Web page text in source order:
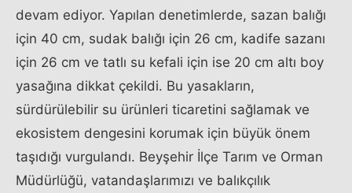
devam ediyor. Yapılan denetimlerde, sazan balığı
için 40 cm, sudak balığı için 26 cm, kadife sazanı
için 26 cm ve tatlı su kefali için ise 20 cm altı boy
yasağına dikkat çekildi. Bu yasakların,
sürdürülebilir su ürünleri ticaretini sağlamak ve
ekosistem dengesini korumak için büyük önem
taşıdığı vurgulandı. Beyşehir İlçe Tarım ve Orman
Müdürlüğü, vatandaşlarımızı ve balıkçılık